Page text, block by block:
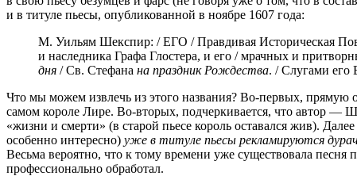
и в титуле пьесы, опубликованной в ноябре 1607 года:
М. Уильям Шекспир: / ЕГО / Правдивая Историческая
и наследника Графа Глостера, и его / мрачных и
дня / Св. Стефана на праздник Рождества. / Слугами его
Что мы можем извлечь из этого названия? Во-первых, прямую
самом короле Лире. Во-вторых, подчеркивается, что автор —
«жизни и смерти» (в старой пьесе король оставался жив).
особенно интересно) уже в титуле пьесы рекламируются
Весьма вероятно, что к тому времени уже существовала
профессионально обработал.